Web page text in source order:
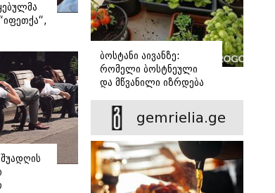
წერს
ბოსტანი აივანზე:
რომელი ბოსტნეული
და მწვანილი იზრდება
gemrielia.ge